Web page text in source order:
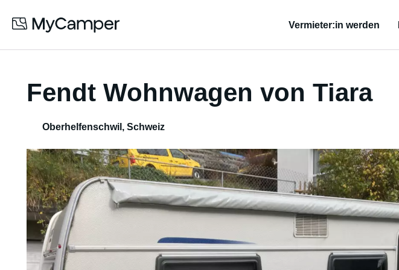
Vermieter:in werden
Fendt Wohnwagen von Tiara
Oberhelfenschwil , Schweiz